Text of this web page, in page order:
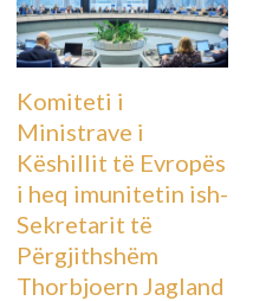
Komiteti i
Ministrave i
Këshillit të Evropës
i heq imunitetin ish-
Sekretarit të
Përgjithshëm
Thorbjoern Jagland